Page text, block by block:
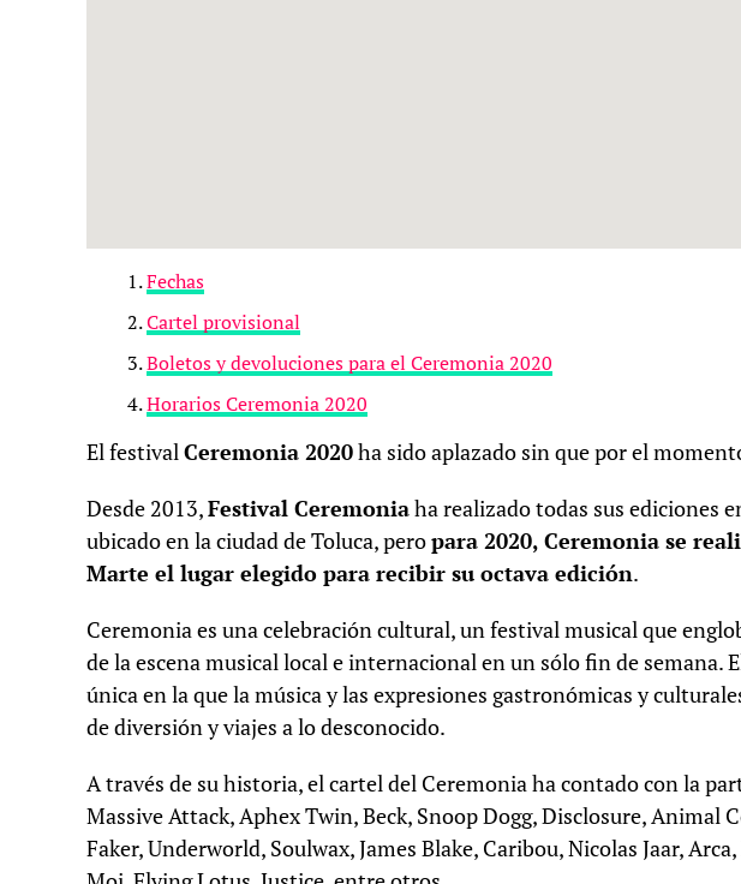
Fechas
Cartel provisional
Boletos y devoluciones para el Ceremonia 2020
Horarios Ceremonia 2020
El festivalCeremonia 2020ha sido aplazado sin que por el
Desde 2013,Festival Ceremoniaha realizado todas sus ediciones
ubicado en la ciudad de Toluca, peropara 2020, Ceremonia se
Marte el lugar elegido para recibir su octava edición.
Ceremonia es una celebración cultural, un festival musical que
de la escena musical local e internacional en un sólo fin de semana.
única en la que la música y las expresiones gastronómicas y
de diversión y viajes a lo desconocido.
A través de su historia, el cartel del Ceremonia ha contado con la
Massive Attack, Aphex Twin, Beck, Snoop Dogg, Disclosure, Animal
Faker, Underworld, Soulwax, James Blake, Caribou, Nicolas Jaar,